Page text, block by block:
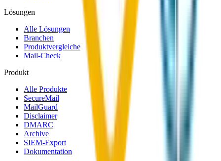
Lösungen
Alle Lösungen
Branchen
Produktvergleiche
Mail-Check
Produkt
Alle Produkte
SecureMail
MailGuard
Disclaimer
DMARC
Archive
SIEM-Export
Dokumentation